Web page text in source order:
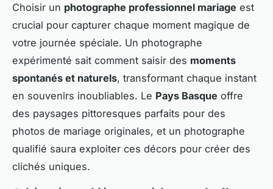
Choisir un photographe professionnel mariage est
crucial pour capturer chaque moment magique de
votre journée spéciale. Un photographe
expérimenté sait comment saisir des moments
spontanés et naturels, transformant chaque instant
en souvenirs inoubliables. Le Pays Basque offre
des paysages pittoresques parfaits pour des
photos de mariage originales, et un photographe
qualifié saura exploiter ces décors pour créer des
clichés uniques.